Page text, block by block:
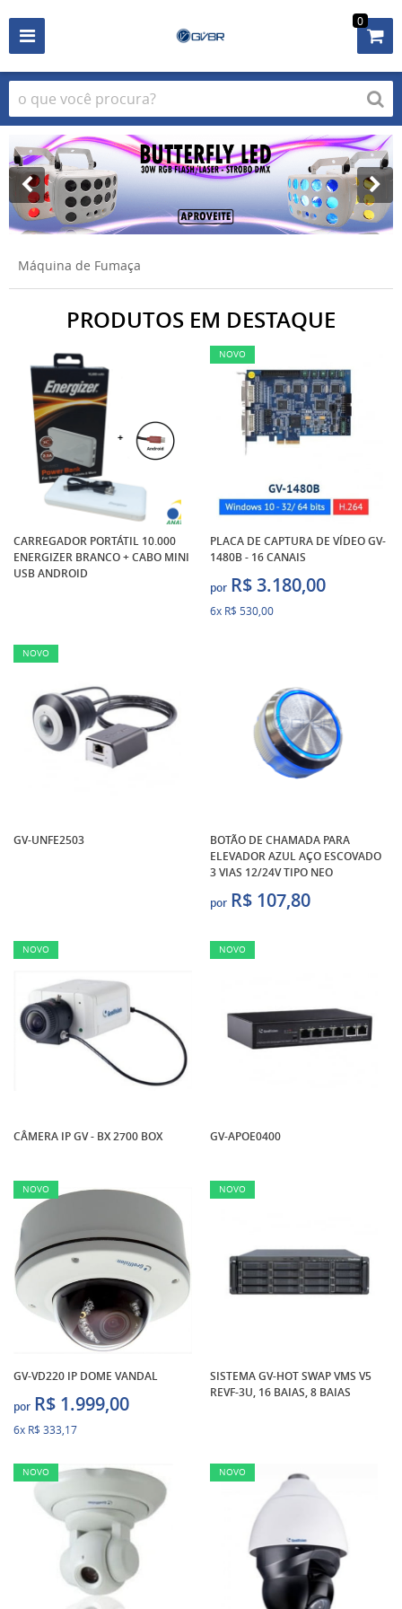
0
Máquina de Fumaça
PRODUTOS EM DESTAQUE
CARREGADOR PORTÁTIL 10.000
ENERGIZER BRANCO + CABO MINI
USB ANDROID
NOVO
PLACA DE CAPTURA DE VÍDEO GV-
1480B - 16 CANAIS
por R$ 3.180,00
6x R$ 530,00
NOVO
GV-UNFE2503
BOTÃO DE CHAMADA PARA
ELEVADOR AZUL AÇO ESCOVADO
3 VIAS 12/24V TIPO NEO
por R$ 107,80
NOVO
CÂMERA IP GV - BX 2700 BOX
NOVO
GV-APOE0400
NOVO
GV-VD220 IP DOME VANDAL
por R$ 1.999,00
6x R$ 333,17
NOVO
SISTEMA GV-HOT SWAP VMS V5
REVF-3U, 16 BAIAS, 8 BAIAS
NOVO NOVO